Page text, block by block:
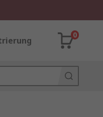
0